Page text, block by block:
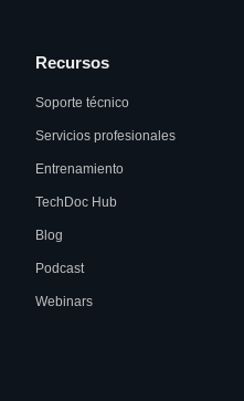
Recursos
Soporte técnico
Servicios profesionales
Entrenamiento
TechDoc Hub
Blog
Podcast
Webinars